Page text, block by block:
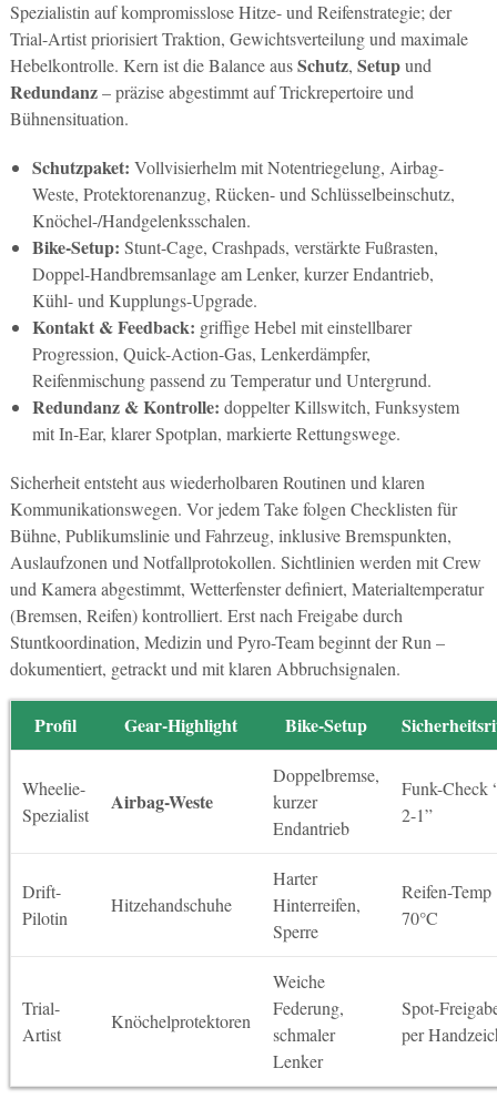
Spezialistin auf kompromisslose Hitze- und Reifenstrategie; der
Trial-Artist priorisiert Traktion, Gewichtsverteilung und maximale
Hebelkontrolle. Kern ist die Balance ausSchutz, Setupund
Redundanz– präzise abgestimmt auf Trickrepertoire und
Bühnensituation.
Schutzpaket: Vollvisierhelm mit Notentriegelung, Airbag-
Weste, Protektorenanzug, Rücken- und Schlüsselbeinschutz,
Knöchel-/Handgelenksschalen.
Bike-Setup: Stunt-Cage, Crashpads, verstärkte Fußrasten,
Doppel-Handbremsanlage am Lenker, kurzer Endantrieb,
Kühl- und Kupplungs-Upgrade.
Kontakt & Feedback: griffige Hebel mit einstellbarer
Progression, Quick-Action-Gas, Lenkerdämpfer,
Reifenmischung passend zu Temperatur und Untergrund.
Redundanz & Kontrolle: doppelter Killswitch, Funksystem
mit In-Ear, klarer Spotplan, markierte Rettungswege.
Sicherheit entsteht aus wiederholbaren Routinen und klaren
Kommunikationswegen. Vor jedem Take folgen Checklisten für
Bühne, Publikumslinie und Fahrzeug, inklusive Bremspunkten,
Auslaufzonen und Notfallprotokollen. Sichtlinien werden mit Crew
und Kamera abgestimmt, Wetterfenster definiert, Materialtemperatur
(Bremsen, Reifen) kontrolliert. Erst nach Freigabe durch
Stuntkoordination, Medizin und Pyro-Team beginnt der Run –
dokumentiert, getrackt und mit klaren Abbruchsignalen.
Profil Gear-Highlight Bike-Setup
Wheelie-
Spezialist
Airbag-Weste
Doppelbremse,
kurzer
Endantrieb
Funk-Check
2-1”
Drift-
Pilotin
Hitzehandschuhe
Harter
Hinterreifen,
Sperre
Reifen-Temp
70°C
Trial-
Artist
Knöchelprotektoren
Weiche
Federung,
schmaler
Lenker
Spot-
per